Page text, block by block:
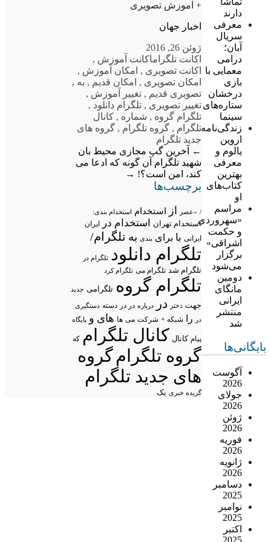
دارند
معرفی
سریال
آبان؛
درامی
معمایی با
بازی
درخشان
ستاره‌های
سینما
زندگی‌نامه
اروین
یالوم و
معرفی
بهترین
کتاب‌های
او
مراسم
«سهروردی
و حکمت
اشراقی»
برگزار
می‌شود
دومین
مانگای
ایرانی
منتشر
شد
بایگانی‌ها
آگوست
2026
جولای
2026
ژوئن
2026
فوریه
2026
ژانویه
2026
دسامبر
2025
نوامبر
2025
اکتبر
+ آموزش تصویری
اخبار جهان
ژوئن 26, 2016
اکانت تلگراماکانت آموزش ,
اکانت تصویری , امکان آموزش ,
امکان تصویری , امکان قدیم , به ,
تصویری قدیم , تغییر آموزش ,
تغییر تصویری , تلگرام دانلود ,
تلگرام گروه , شماره , کانال
تلگرام , گروه تلگرام , گروه های
جدید تلگرام
←
آخرین گپ مجازی محیط بان
شهید تلگرام آن گونه که ادعا می
کند، امن است؟! →
برچسب‌ها
/ «عصر از استخدام استخدام بندی:
استخدام تهران استخدام در ایران
ایرانی با برای بندی به تلگرام/
تلگرام دانلود تلگرام در
تلگرام شد تلگرام می تلگرام کرد
تلگرام گروه تلگرامی جدید
جهت دختر در درباره در در دسته دستگیری
در
را شبکه + شرکت می ها های و پایگاه
پیام کانال کانال تلگرام که
گروه تلگرامگروه
های جدید تلگرام
گزیده خبری یک